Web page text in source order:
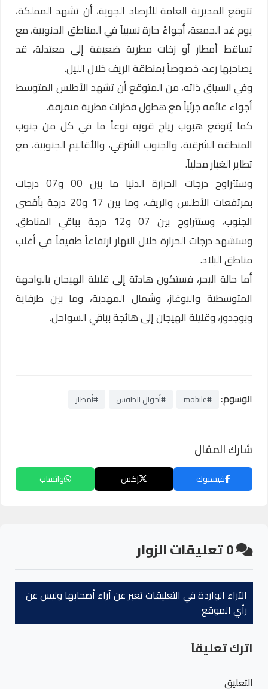
تتوقع المديرية العامة للأرصاد الجوية، أن تشهد المملكة،
يوم غد الجمعة، أجواءً حارة نسبياً في المناطق الجنوبية، مع
تساقط أمطار أو زخات مطرية ضعيفة إلى معتدلة، قد
يصاحبها رعد، خصوصاً بمنطقة الريف خلال الليل.
وفي السياق ذاته، من المتوقع أن تشهد الأطلس المتوسط
أجواء غائمة جزئياً مع هطول قطرات مطرية متفرقة.
كما يُتوقع هبوب رياح قوية نوعاً ما في كل من جنوب
المنطقة الشرقية، والجنوب الشرقي، والأقاليم الجنوبية، مع
تطاير الغبار محلياً.
وستتراوح درجات الحرارة الدنيا ما بين 00 و07 درجات
بمرتفعات الأطلس والريف، وما بين 17 و20 درجة بأقصى
الجنوب، وستتراوح بين 07 و12 درجة بباقي المناطق.
وستشهد درجات الحرارة خلال النهار ارتفاعاً طفيفاً في أغلب
مناطق البلاد.
أما حالة البحر، فستكون هادئة إلى قليلة الهيجان بالواجهة
المتوسطية والبوغاز، وشمال المهدية، وما بين طرفاية
وبوجدور، وقليلة الهيجان إلى هائجة بباقي السواحل.
الوسوم: #mobile #أحوال الطقس #أمطار
شارك المقال
فيسبوك إكس واتساب
0تعليقات الزوار
الآراء الواردة في التعليقات تعبر عن آراء أصحابها وليس عن
رأي الموقع
اترك تعليقاً
التعليق